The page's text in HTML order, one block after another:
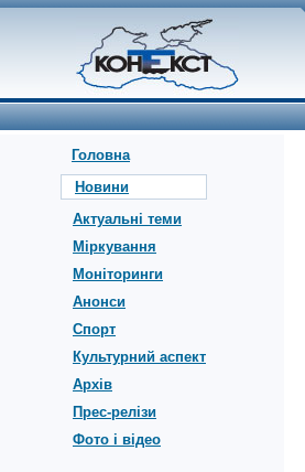
Головна
Новини
Актуальні теми
Міркування
Моніторинги
Анонси
Спорт
Культурний аспект
Архів
Прес-релізи
Фото і відео